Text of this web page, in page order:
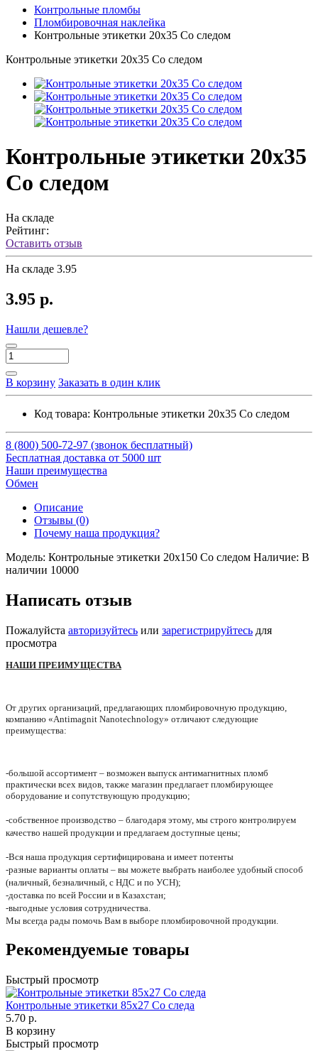
Контрольные пломбы
Пломбировочная наклейка
Контрольные этикетки 20x35 Со следом
Контрольные этикетки 20x35 Со следом
Контрольные этикетки 20x35
Со следом
На складе
Рейтинг:
Оставить отзыв
На складе 3.95
3.95 р.
Нашли дешевле?
В корзину Заказать в один клик
Код товара: Контрольные этикетки 20x35 Со следом
8 (800) 500-72-97 (звонок бесплатный)
Бесплатная доставка от 5000 шт
Наши преимущества
Обмен
Описание
Отзывы (0)
Почему наша продукция?
Модель: Контрольные этикетки 20x150 Со следом Наличие: В
наличии 10000
Написать отзыв
Пожалуйста авторизуйтесь или зарегистрируйтесь для
просмотра
НАШИ ПРЕИМУЩЕСТВА
От других организаций, предлагающих пломбировочную продукцию,
компанию «Antimagnit Nanotechnology» отличают следующие
преимущества:
-большой ассортимент – возможен выпуск антимагнитных пломб
практически всех видов, также магазин предлагает пломбирующее
оборудование и сопутствующую продукцию;
-собственное производство – благодаря этому, мы строго контролируем
качество нашей продукции и предлагаем доступные цены;
-Вся наша продукция сертифицирована и имеет потенты
-разные варианты оплаты – вы можете выбрать наиболее удобный способ
(наличный, безналичный, с НДС и по УСН);
-доставка по всей России и в Казахстан;
-выгодные условия сотрудничества.
Мы всегда рады помочь Вам в выборе пломбировочной продукции.
Рекомендуемые товары
Быстрый просмотр
Контрольные этикетки 85x27 Со следа
5.70 р.
В корзину
Быстрый просмотр